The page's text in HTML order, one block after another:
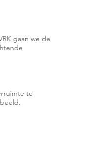
gaan we de
te